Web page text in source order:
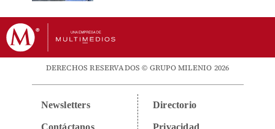
DERECHOS RESERVADOS © GRUPO MILENIO 2026
Newsletters Directorio